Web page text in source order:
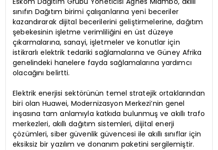
sınıfın Dağıtım birimi çalışanlarına yeni beceriler
kazandırarak dijital becerilerini geliştirmelerine, dağıtım
şebekesinin işletme verimliliğini en üst düzeye
çıkarmalarına, sanayi, işletmeler ve konutlar için
istikrarlı elektrik tedariki sağlamalarına ve Güney Afrika
genelindeki hanelere fayda sağlamalarına yardımcı
olacağını belirtti.
Elektrik enerjisi sektörünün temel stratejik ortaklarından
biri olan Huawei, Modernizasyon Merkezi’nin genel
inşasına tam anlamıyla katkıda bulunmuş ve akıllı trafo
merkezleri, akıllı dağıtım sistemleri, dijital enerji
çözümleri, siber güvenlik güvencesi ile akıllı sınıflar için
eksiksiz bir yazılım ve donanım paketini sergilemiştir.